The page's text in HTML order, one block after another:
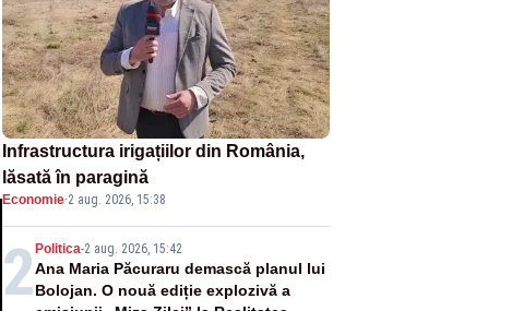
Infrastructura irigațiilor din România,
lăsată în paragină
Economie·2 aug. 2026, 15:38
2Politica-2 aug. 2026, 15:42
Ana Maria Păcuraru demască planul lui
Bolojan. O nouă ediție explozivă a